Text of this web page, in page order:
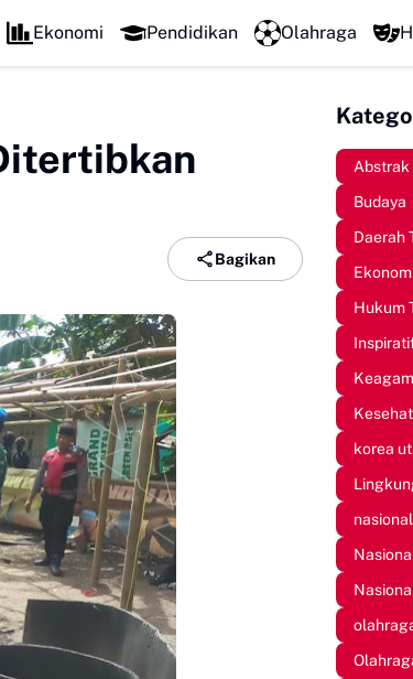
DPRD Sinjai
Ekonomi Pendidikan Olahraga
Bagikan
Abstrak
Budaya
Daerah
Hukum
korea
nasional